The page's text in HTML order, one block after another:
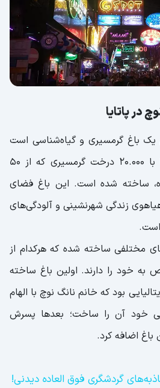
در پاتایا
یک باغ گرمسیری و گیاه‌شناسی است
که در جنوب شرقی آسیا با 20.000 درخت گرمسیری که از 50
ساخته شده است. این باغ فضای
زندگی شهرنشینی و آلودگی‌های
است.
مختلفی ساخته شده که هرکدام از
خود را دارند. اولین باغ ساخته
بود که خانم نانگ نوچ با الهام
خود آن را ساخت؛ بعدها پسرش
اضافه کرد.
گردشگری فوق العاده دیدنی!